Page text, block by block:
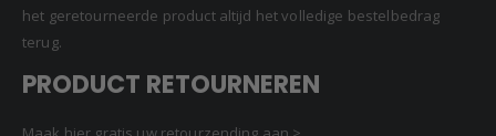
het geretourneerde product altijd het volledige bestelbedrag
terug.
PRODUCT RETOURNEREN